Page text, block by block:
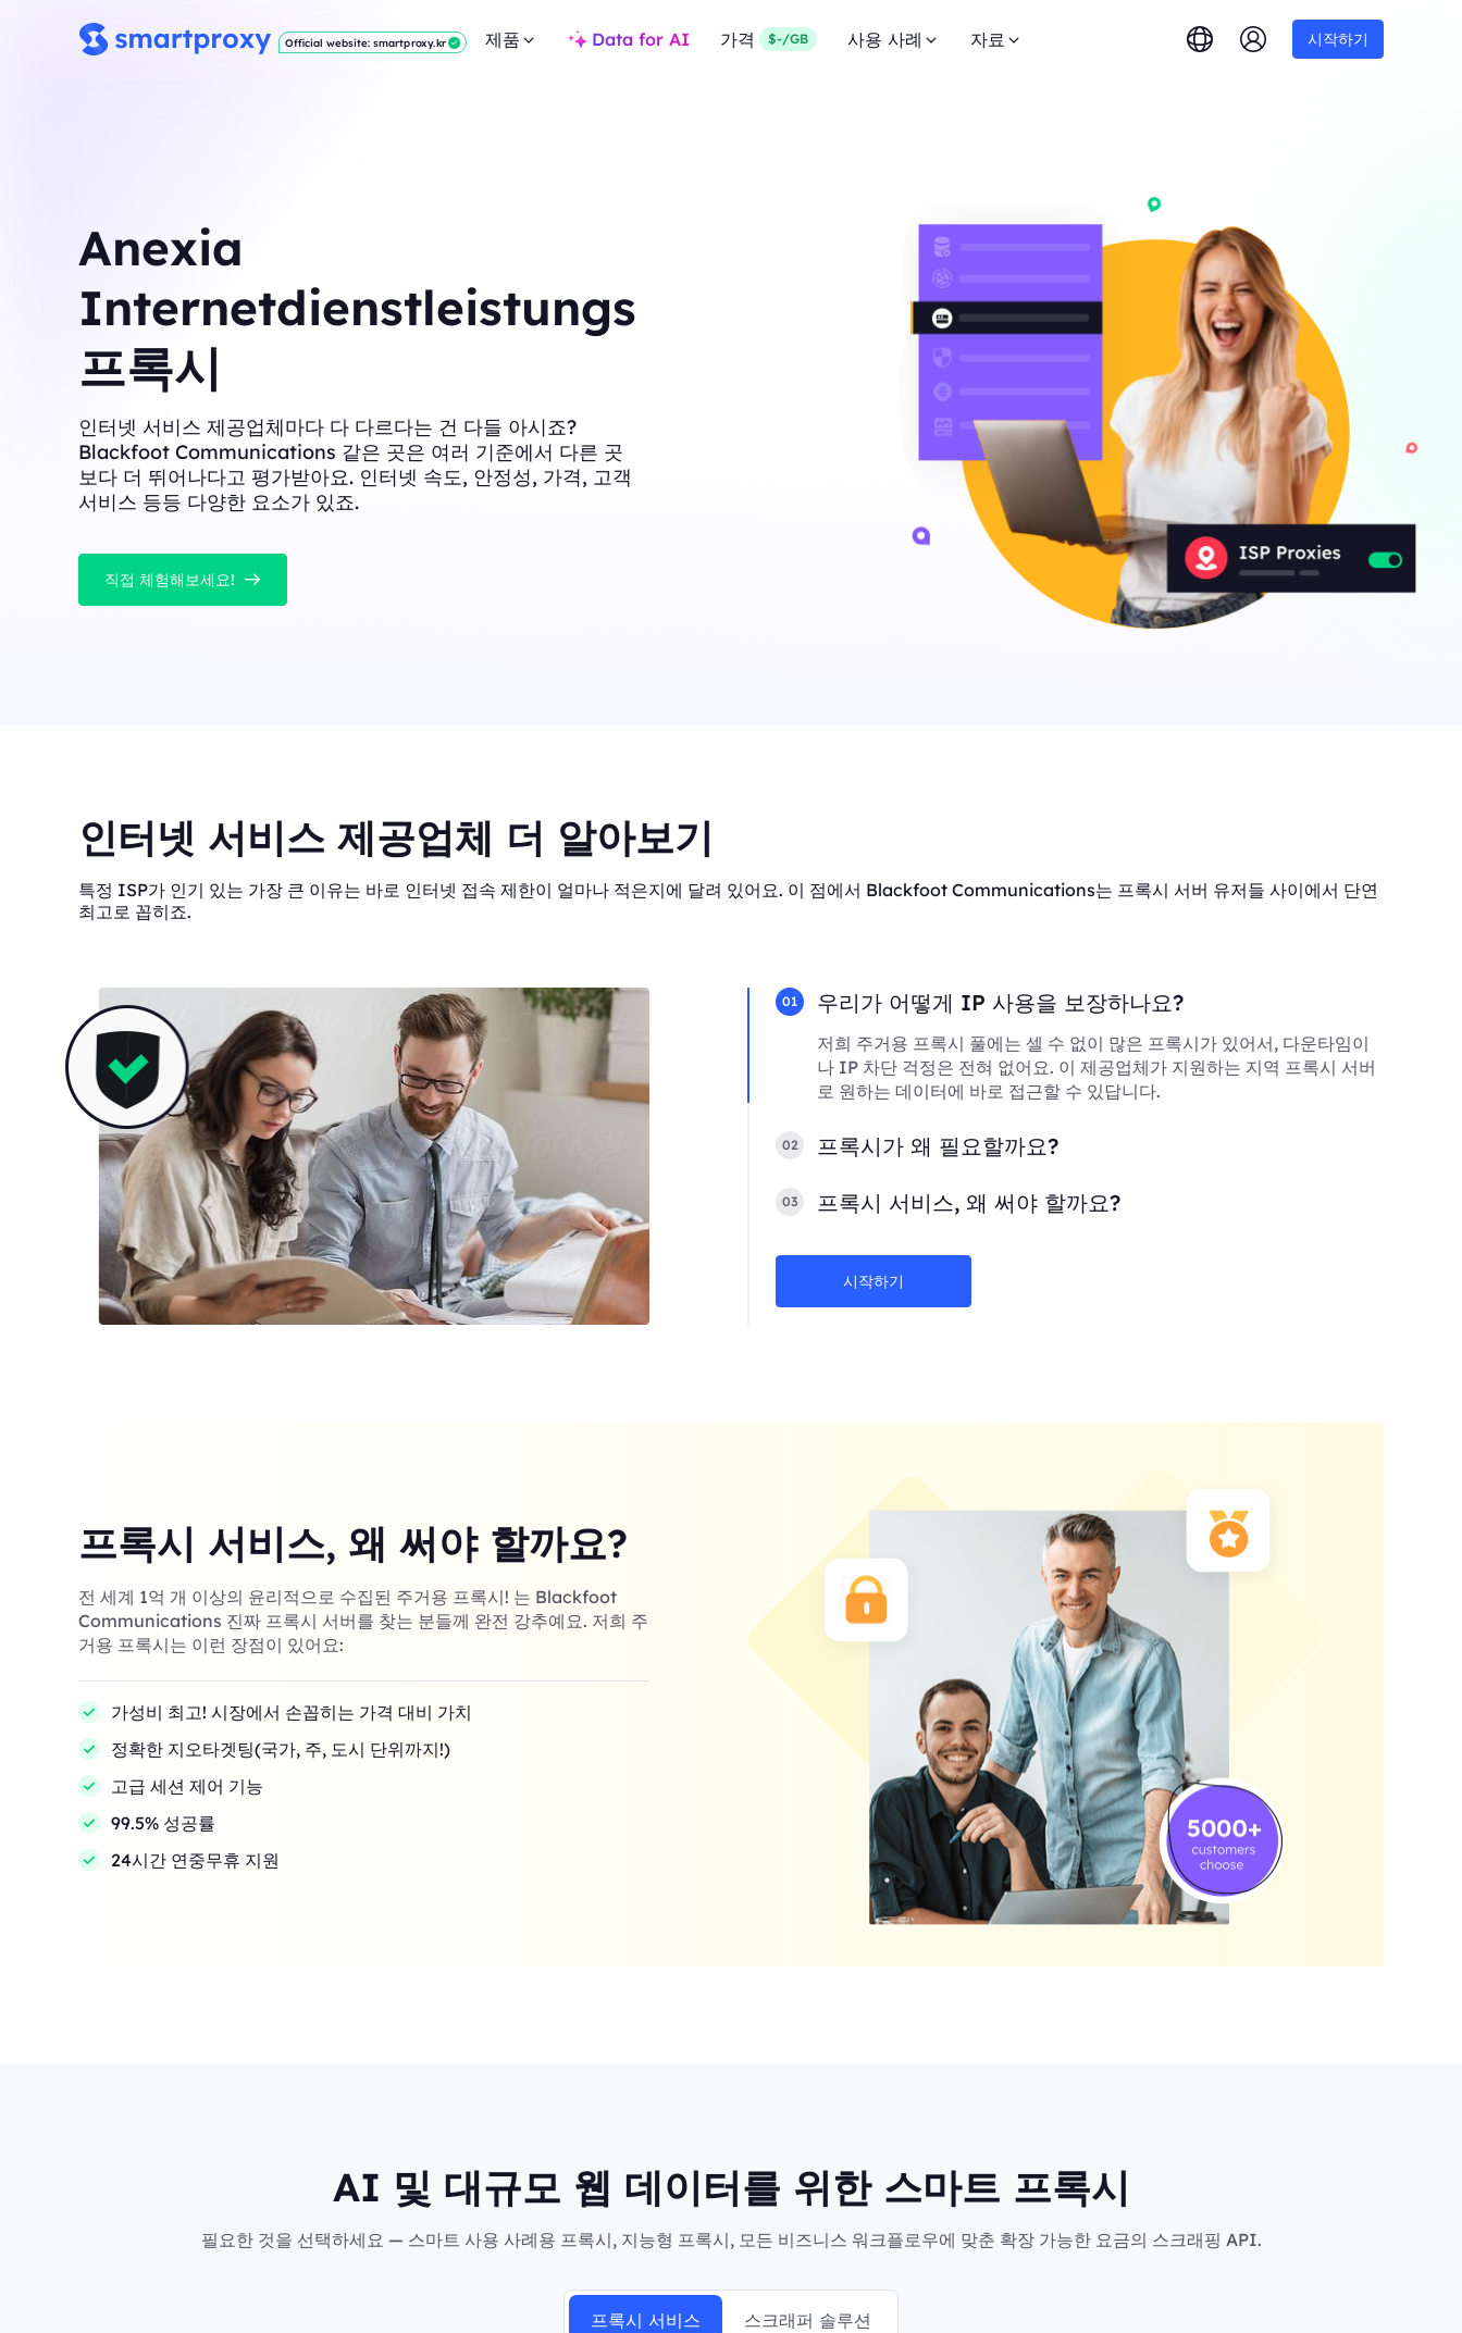
Official website: smartproxy.kr 제품 Data for AI 가격 $-/GB 사용 사례 자료 시작하기
Anexia
Internetdienstleistungs
프록시
인터넷 서비스 제공업체마다 다 다르다는 건 다들 아시죠?
Blackfoot Communications 같은 곳은 여러 기준에서 다른 곳
보다 더 뛰어나다고 평가받아요. 인터넷 속도, 안정성, 가격, 고객
서비스 등등 다양한 요소가 있죠.
직접 체험해보세요!
인터넷 서비스 제공업체 더 알아보기
특정 ISP가 인기 있는 가장 큰 이유는 바로 인터넷 접속 제한이 얼마나 적은지에 달려 있어요. 이 점에서 Blackfoot Communications는 프록시 서버 유저들 사이에서 단연
최고로 꼽히죠.
01 우리가 어떻게 IP 사용을 보장하나요?
저희 주거용 프록시 풀에는 셀 수 없이 많은 프록시가 있어서, 다운타임이
나 IP 차단 걱정은 전혀 없어요. 이 제공업체가 지원하는 지역 프록시 서버
로 원하는 데이터에 바로 접근할 수 있답니다.
02 프록시가 왜 필요할까요?
03 프록시 서비스, 왜 써야 할까요?
시작하기
프록시 서비스, 왜 써야 할까요?
전 세계 1억 개 이상의 윤리적으로 수집된 주거용 프록시! 는 Blackfoot
Communications 진짜 프록시 서버를 찾는 분들께 완전 강추예요. 저희 주
거용 프록시는 이런 장점이 있어요:
가성비 최고! 시장에서 손꼽히는 가격 대비 가치
정확한 지오타겟팅(국가, 주, 도시 단위까지!)
고급 세션 제어 기능
99.5% 성공률
24시간 연중무휴 지원
AI 및 대규모 웹 데이터를 위한 스마트 프록시
필요한 것을 선택하세요 — 스마트 사용 사례용 프록시, 지능형 프록시, 모든 비즈니스 워크플로우에 맞춘 확장 가능한 요금의 스크래핑 API.
프록시 서비스 스크래퍼 솔루션